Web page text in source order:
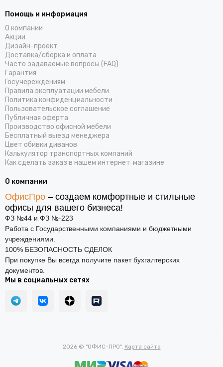
Помощь и информация
О компании
Акции
Дизайн-проект
Доставка/cборка и оплата
Часто задаваемые вопросы (FAQ)
Гарантия
Госучереждениям
Правила эксплуатации мебели
Политика конфиденциальности
Пользовательское соглашение
Публичная оферта
Производство офисной мебели
Бесплатный выезд менеджера
Цвет обивки диванов
Калькулятор транспортных компаний
Как сделать заказ в нашем интернет‑магазине
О компании
ОфисПро – создаем комфортные и стильные
офисы для вашего бизнеса!
ФЗ №44 и ФЗ №-223
Работа с Государственными компаниями и бюджетными
учреждениями.
100% БЕЗОПАСНОСТЬ СДЕЛОК
При покупке Вы всегда получите пакет бухгалтерских
документов.
Мы в социальных сетях
2026 © "ОФИС-ПРО". Карта сайта